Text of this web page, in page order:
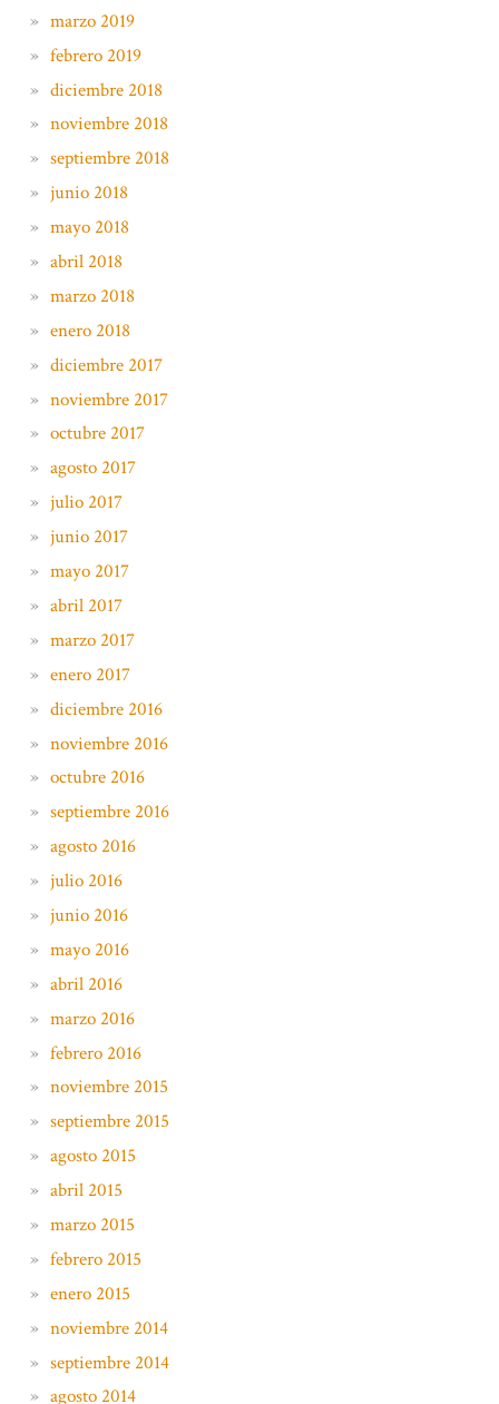
marzo 2019
febrero 2019
diciembre 2018
noviembre 2018
septiembre 2018
junio 2018
mayo 2018
abril 2018
marzo 2018
enero 2018
diciembre 2017
noviembre 2017
octubre 2017
agosto 2017
julio 2017
junio 2017
mayo 2017
abril 2017
marzo 2017
enero 2017
diciembre 2016
noviembre 2016
octubre 2016
septiembre 2016
agosto 2016
julio 2016
junio 2016
mayo 2016
abril 2016
marzo 2016
febrero 2016
noviembre 2015
septiembre 2015
agosto 2015
abril 2015
marzo 2015
febrero 2015
enero 2015
noviembre 2014
septiembre 2014
agosto 2014